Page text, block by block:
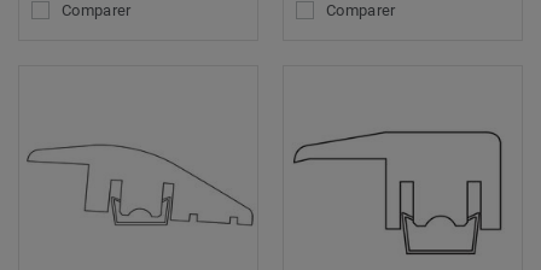
Comparer Comparer